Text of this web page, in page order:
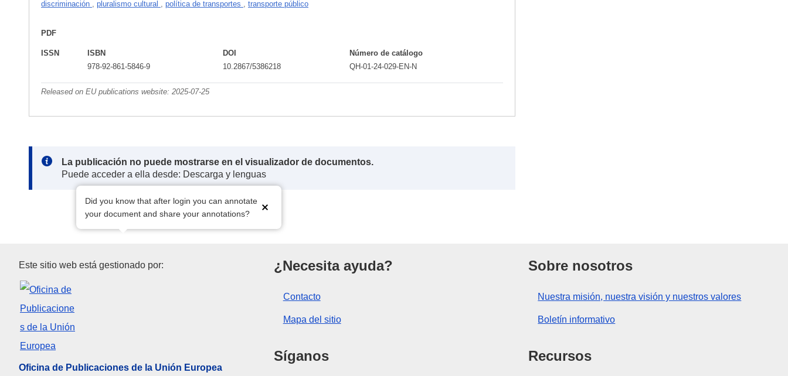
discriminación , pluralismo cultural , política de transportes , transporte público
PDF
ISSN
ISBN
978-92-861-5846-9
DOI
10.2867/5386218
Número de catálogo
QH-01-24-029-EN-N
Released on EU publications website: 2025-07-25
Note:
La publicación no puede mostrarse en el visualizador de documentos.
Puede acceder a ella desde: Descarga y lenguas
Did you know that after login you can annotate
your document and share your annotations?
Oficina de Publicaciones de la Unión Europea
Este sitio web está gestionado por:
Oficina de Publicaciones de la Unión Europea
¿Necesita ayuda?
Contacto
Mapa del sitio
Síganos
Sobre nosotros
Nuestra misión, nuestra visión y nuestros valores
Boletín informativo
Recursos